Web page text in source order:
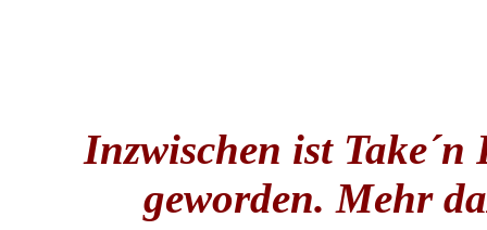
Inzwischen ist
geworden. Mehr